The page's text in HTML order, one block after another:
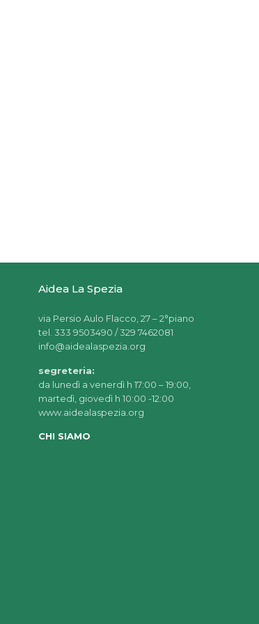
Aidea La Spezia
via Persio Aulo Flacco, 27 – 2°piano
tel. 333 9503490 / 329 7462081
info@aidealaspezia.org
segreteria:
da lunedì a venerdì h 17:00 – 19:00,
martedì, giovedì h 10:00 -12:00
www.aidealaspezia.org
CHI SIAMO